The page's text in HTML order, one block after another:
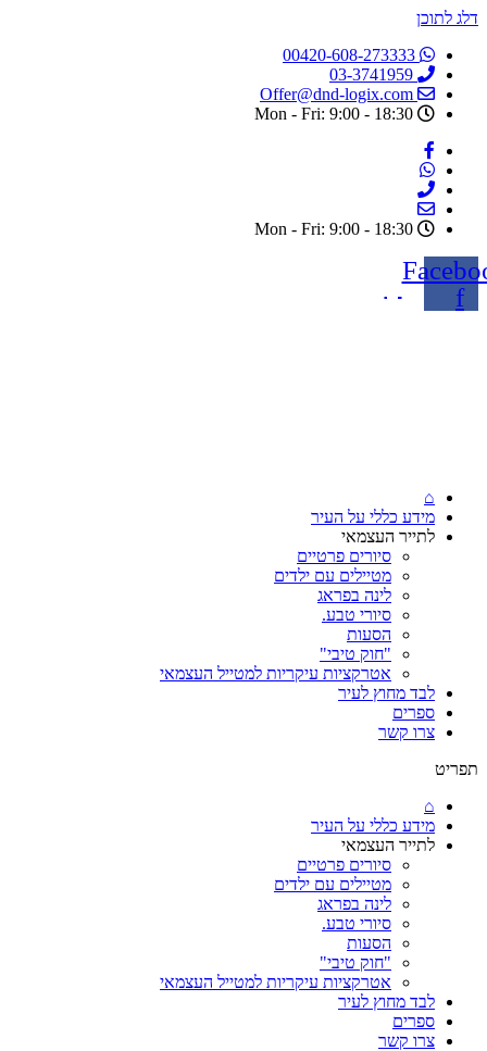
דלג לתוכן
00420-608-273333
03-3741959
Offer@dnd-logix.com
Mon - Fri: 9:00 - 18:30
Mon - Fri: 9:00 - 18:30
f
⌂
מידע כללי על העיר
לתייר העצמאי
סיורים פרטיים
מטיילים עם ילדים
לינה בפראג
סיורי טבע.
הסעות
"חוק טיבי"
אטרקציות עיקריות למטייל העצמאי
לבד מחוץ לעיר
ספרים
צרו קשר
תפריט
⌂
מידע כללי על העיר
לתייר העצמאי
סיורים פרטיים
מטיילים עם ילדים
לינה בפראג
סיורי טבע.
הסעות
"חוק טיבי"
אטרקציות עיקריות למטייל העצמאי
לבד מחוץ לעיר
ספרים
צרו קשר